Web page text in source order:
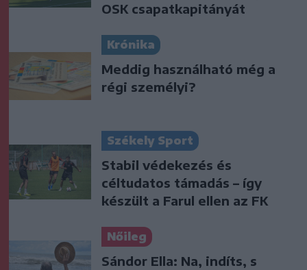
OSK csapatkapitányát
Krónika
Meddig használható még a
régi személyi?
Székely Sport
Stabil védekezés és
céltudatos támadás – így
készült a Farul ellen az FK
Nőileg
Sándor Ella: Na, indíts, s